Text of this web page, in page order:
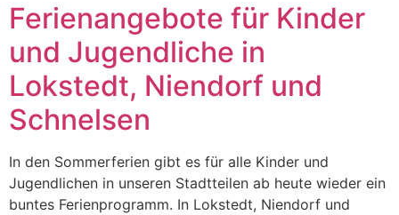
Ferienangebote für Kinder
und Jugendliche in
Lokstedt, Niendorf und
Schnelsen
In den Sommerferien gibt es für alle Kinder und
Jugendlichen in unseren Stadtteilen ab heute wieder ein
buntes Ferienprogramm. In Lokstedt, Niendorf und